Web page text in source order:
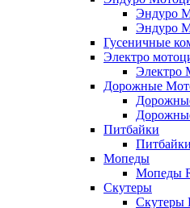
Эндуро
Эндуро
Гусеничные
Электро
Электро
Дорожные
Питбайки
Мопеды
Мопеды
Скутеры
Скутеры